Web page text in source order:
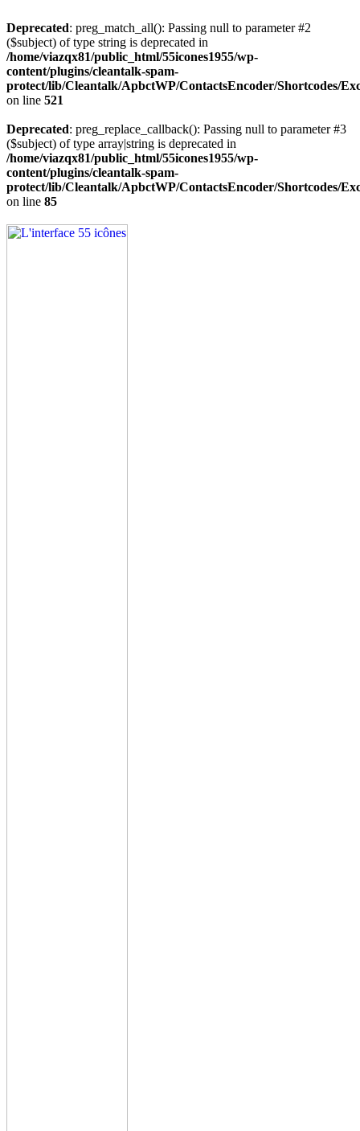
Deprecated: preg_match_all(): Passing null to parameter #2
($subject) of type string is deprecated in
/home/viazqx81/public_html/55icones1955/wp-
content/plugins/cleantalk-spam-
protect/lib/Cleantalk/ApbctWP/ContactsEncoder/Shortcodes/
on line 521
Deprecated: preg_replace_callback(): Passing null to parameter #3
($subject) of type array|string is deprecated in
/home/viazqx81/public_html/55icones1955/wp-
content/plugins/cleantalk-spam-
protect/lib/Cleantalk/ApbctWP/ContactsEncoder/Shortcodes/
on line 85
au